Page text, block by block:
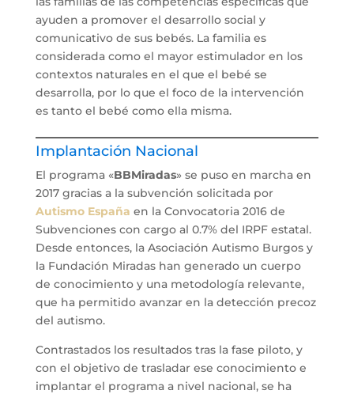
ayuden a promover el desarrollo social y
comunicativo de sus bebés. La familia es
considerada como el mayor estimulador en los
contextos naturales en el que el bebé se
desarrolla, por lo que el foco de la intervención
es tanto el bebé como ella misma.
Implantación Nacional
El programa «BBMiradas» se puso en marcha en
2017 gracias a la subvención solicitada por
Autismo España en la Convocatoria 2016 de
Subvenciones con cargo al 0.7% del IRPF estatal.
Desde entonces, la Asociación Autismo Burgos y
la Fundación Miradas han generado un cuerpo
de conocimiento y una metodología relevante,
que ha permitido avanzar en la detección precoz
del autismo.
Contrastados los resultados tras la fase piloto, y
con el objetivo de trasladar ese conocimiento e
implantar el programa a nivel nacional, se ha